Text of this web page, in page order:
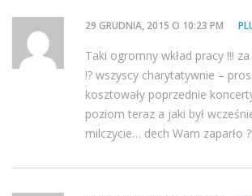
29 GRUDNIA, 2015 O 10:23 PM
Taki ogromny wkład pracy !!!
!? wszyscy charytatywnie –
kosztowały poprzednie
poziom teraz a jaki był
milczycie… dech Wam zaparło